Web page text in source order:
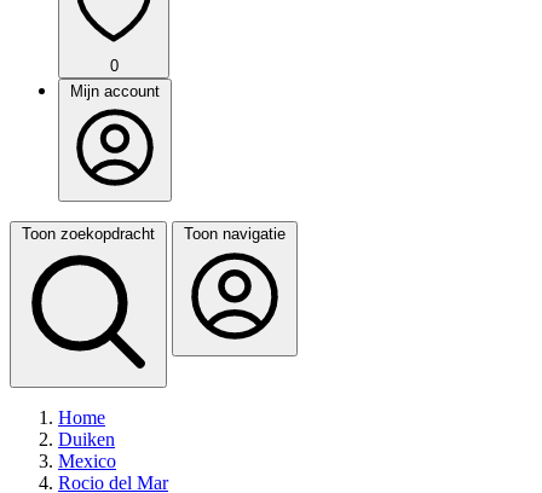
0
Mijn account
Toon zoekopdracht Toon navigatie
Home
Duiken
Mexico
Rocio del Mar